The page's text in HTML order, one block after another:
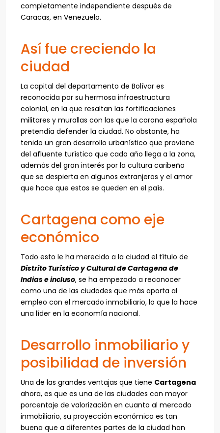
completamente independiente después de
Caracas, en Venezuela.
Así fue creciendo la
ciudad
La capital del departamento de Bolívar es
reconocida por su hermosa infraestructura
colonial, en la que resaltan las fortificaciones
militares y murallas con las que la corona española
pretendía defender la ciudad. No obstante, ha
tenido un gran desarrollo urbanístico que proviene
del afluente turístico que cada año llega a la zona,
además del gran interés por la cultura caribeña
que se despierta en algunos extranjeros y el amor
que hace que estos se queden en el país.
Cartagena como eje
económico
Todo esto le ha merecido a la ciudad el título de
Distrito Turístico y Cultural de Cartagena de
Indias e incluso, se ha empezado a reconocer
como una de las ciudades que más aporta al
empleo con el mercado inmobiliario, lo que la hace
una líder en la economía nacional.
Desarrollo inmobiliario y
posibilidad de inversión
Una de las grandes ventajas que tiene Cartagena
ahora, es que es una de las ciudades con mayor
porcentaje de valorización en cuanto al mercado
inmobiliario, su proyección económica es tan
buena que a diferentes partes de la ciudad han